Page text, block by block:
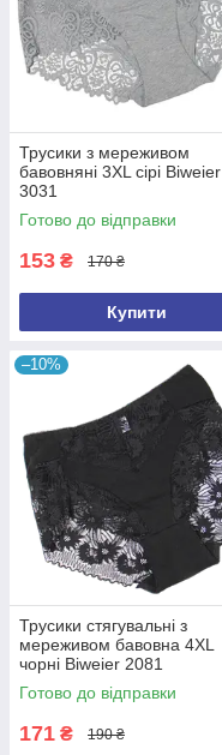
Трусики з мереживом
бавовняні 3XL сірі Biweier
3031
Готово до відправки
153 ₴ 170 ₴
Купити
–10%
Трусики стягувальні з
мереживом бавовна 4XL
чорні Biweier 2081
Готово до відправки
171 ₴ 190 ₴